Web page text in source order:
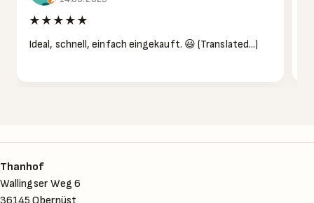
★★★★★
Ideal, schnell, einfach eingekauft. 😃 (Translated...)
Thanhof
Wallingser Weg 6